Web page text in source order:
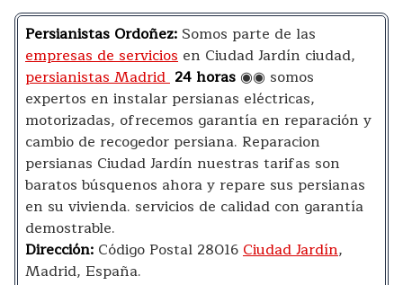
Persianistas Ordoñez: Somos parte de las
empresas de servicios en Ciudad Jardín ciudad,
persianistas Madrid 24 horas ◉◉ somos
expertos en instalar persianas eléctricas,
motorizadas, ofrecemos garantía en reparación y
cambio de recogedor persiana. Reparacion
persianas Ciudad Jardín nuestras tarifas son
baratos búsquenos ahora y repare sus persianas
en su vivienda. servicios de calidad con garantía
demostrable.
Dirección: Código Postal 28016Ciudad Jardín,
Madrid, España.